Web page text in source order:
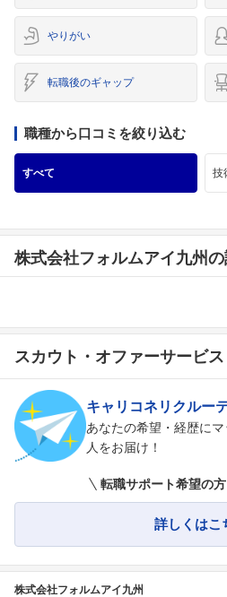
やりがい
転職後のギャップ
職種から口コミを絞り込む
すべて 技
株式会社フォルムアイ九州の
スカウト・オファーサービス
キャリコネリクルー
あなたの希望・経歴に
人をお届け！
転職サポート希望の
詳しくはこ
株式会社フォルムアイ九州